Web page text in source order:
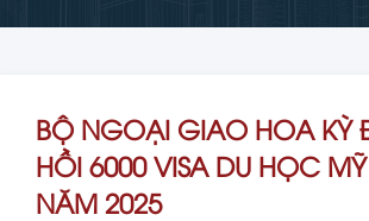
BỘ NGOẠI GIAO HOA KỲ
HỒI 6000 VISA DU HỌC
NĂM 2025